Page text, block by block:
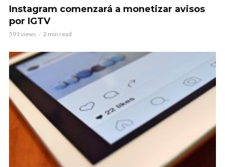
Instagram comenzará a monetizar avisos
por IGTV
591 views 2 min read